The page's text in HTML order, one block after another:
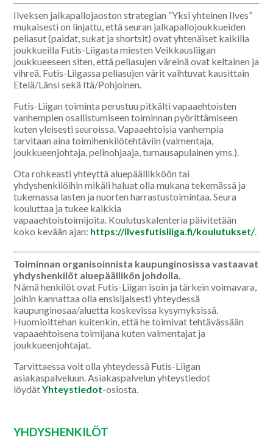
Ilveksen jalkapallojaoston strategian ”Yksi yhteinen Ilves”
mukaisesti on linjattu, että seuran jalkapallojoukkueiden
peliasut (paidat, sukat ja shortsit) ovat yhtenäiset kaikilla
joukkueilla Futis-Liigasta miesten Veikkausliigan
joukkueeseen siten, että peliasujen väreinä ovat keltainen ja
vihreä. Futis-Liigassa peliasujen värit vaihtuvat kausittain
Etelä/Länsi sekä Itä/Pohjoinen.
Futis-Liigan toiminta perustuu pitkälti vapaaehtoisten
vanhempien osallistumiseen toiminnan pyörittämiseen
kuten yleisesti seuroissa. Vapaaehtoisia vanhempia
tarvitaan aina toimihenkilötehtäviin (valmentaja,
joukkueenjohtaja, pelinohjaaja, turnausapulainen yms.).
Ota rohkeasti yhteyttä aluepäällikköön tai
yhdyshenkilöihin mikäli haluat olla mukana tekemässä ja
tukemassa lasten ja nuorten harrastustoimintaa. Seura
kouluttaa ja tukee kaikkia
vapaaehtoistoimijoita. Koulutuskalenteria päivitetään
koko kevään ajan: https://ilvesfutisliiga.fi/koulutukset/.
Toiminnan organisoinnista kaupunginosissa vastaavat
yhdyshenkilöt aluepäällikön johdolla.
Nämä henkilöt ovat Futis-Liigan isoin ja tärkein voimavara,
joihin kannattaa olla ensisijaisesti yhteydessä
kaupunginosaa/aluetta koskevissa kysymyksissä.
Huomioittehan kuitenkin, että he toimivat tehtävässään
vapaaehtoisena toimijana kuten valmentajat ja
joukkueenjohtajat.
Tarvittaessa voit olla yhteydessä Futis-Liigan
asiakaspalveluun. Asiakaspalvelun yhteystiedot
löydätYhteystiedot-osiosta.
YHDYSHENKILÖT